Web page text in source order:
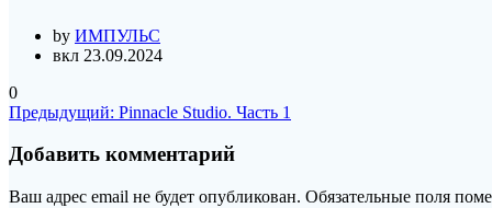
by ИМПУЛЬС
вкл 23.09.2024
0
Навигация
по
записям
Предыдущий: Предыдущая
Pinnacle Studio. Часть 1
Добавить комментарий
Ваш адрес email не будет опубликован. Обязательные поля